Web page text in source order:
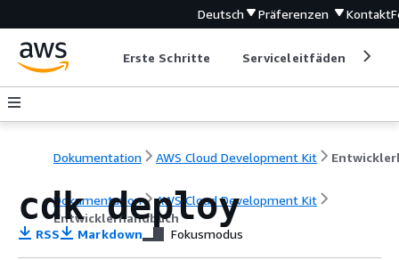
Deutsch Präferenzen Kontakt
Erste Schritte Serviceleitfäden
Dokumentation AWS Cloud Development Kit
Dokumentation
AWS Cloud Development Kit
Entwicklerhandbuch
cdk deploy
RSS Markdown Fokusmodus